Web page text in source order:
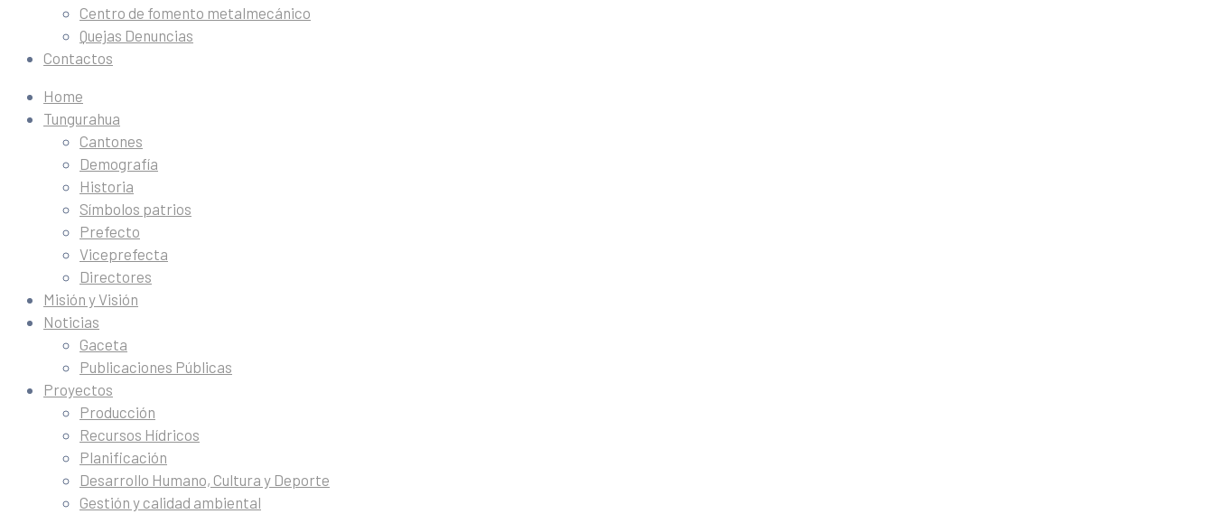
Centro de fomento metalmecánico
Quejas Denuncias
Contactos
Home
Tungurahua
Cantones
Demografía
Historia
Símbolos patrios
Prefecto
Viceprefecta
Directores
Misión y Visión
Noticias
Gaceta
Publicaciones Públicas
Proyectos
Producción
Recursos Hídricos
Planificación
Desarrollo Humano, Cultura y Deporte
Gestión y calidad ambiental